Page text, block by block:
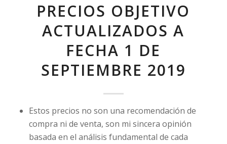
PRECIOS OBJETIVO
ACTUALIZADOS A
FECHA 1 DE
SEPTIEMBRE 2019
Estos precios no son una recomendación de
compra ni de venta, son mi sincera opinión
basada en el análisis fundamental de cada